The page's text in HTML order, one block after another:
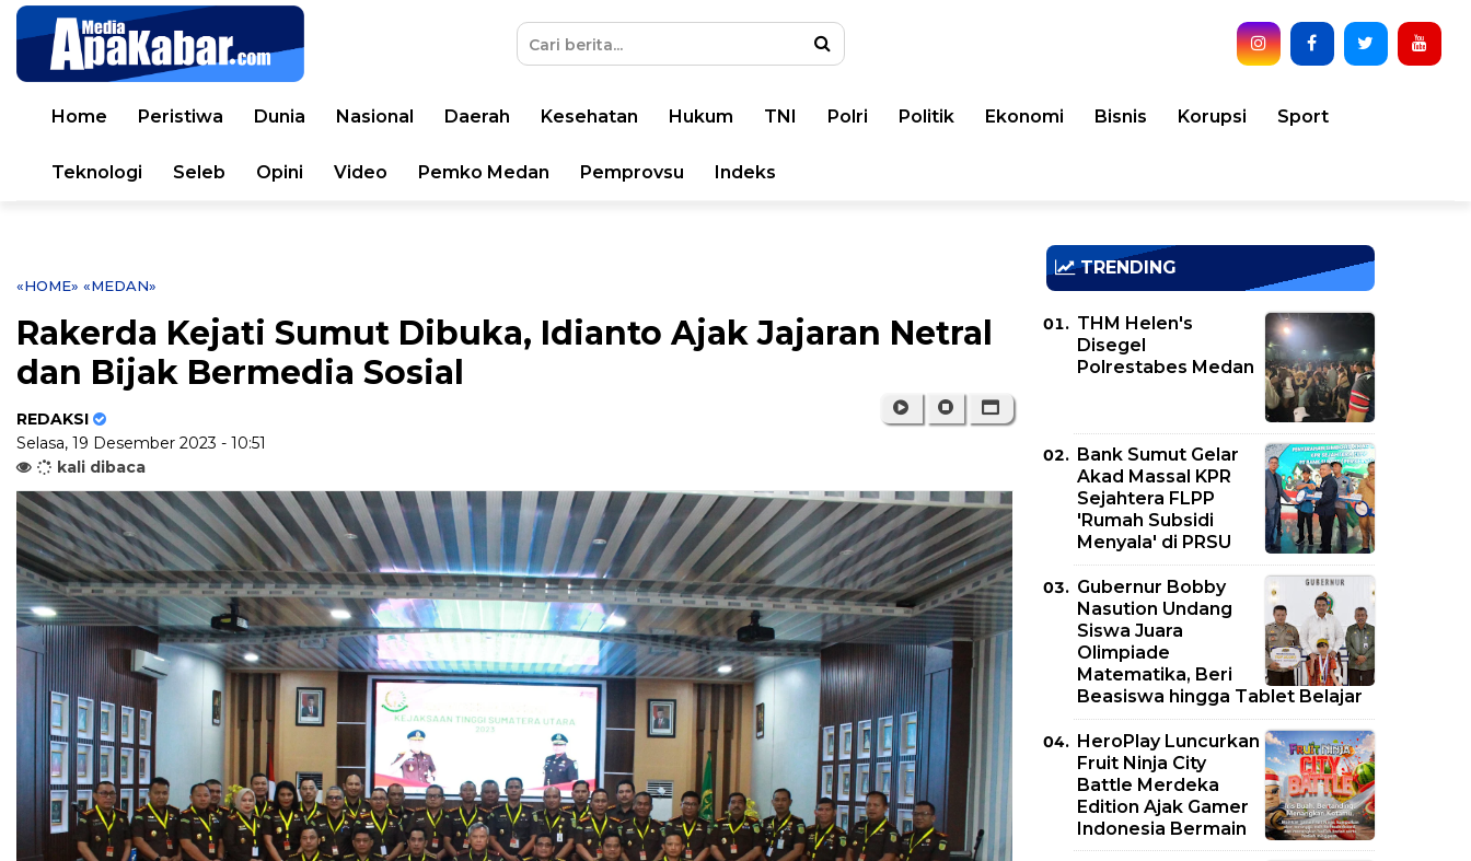
Home Peristiwa Dunia Nasional Daerah Kesehatan Hukum TNI Polri Politik Ekonomi Bisnis Korupsi Sport
Teknologi Seleb Opini Video Pemko Medan Pemprovsu Indeks
«HOME» «MEDAN»
Rakerda Kejati Sumut Dibuka, Idianto Ajak Jajaran Netral
dan Bijak Bermedia Sosial
REDAKSI
Selasa, 19 Desember 2023 - 10:51
kali dibaca
TRENDING
THM Helen's
Disegel
Polrestabes Medan
Bank Sumut Gelar
Akad Massal KPR
Sejahtera FLPP
'Rumah Subsidi
Menyala' di PRSU
Gubernur Bobby
Nasution Undang
Siswa Juara
Olimpiade
Matematika, Beri
Beasiswa hingga Tablet Belajar
HeroPlay Luncurkan
Fruit Ninja City
Battle Merdeka
Edition Ajak Gamer
Indonesia Bermain